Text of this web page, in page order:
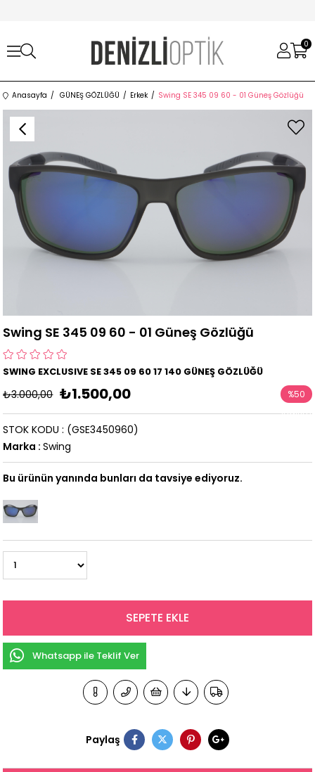
0
Anasayfa GÜNEŞ GÖZLÜĞÜ Erkek Swing SE 345 09 60 - 01 Güneş Gözlüğü
Swing SE 345 09 60 - 01 Güneş Gözlüğü
SWING EXCLUSIVE SE 345 09 60 17 140 GÜNEŞ GÖZLÜĞÜ
₺3.000,00 ₺1.500,00 %50
İndirim
(GSE3450960)
STOK KODU
Marka : Swing
Bu ürünün yanında bunları da tavsiye ediyoruz.
Whatsapp ile Teklif Ver
Paylaş